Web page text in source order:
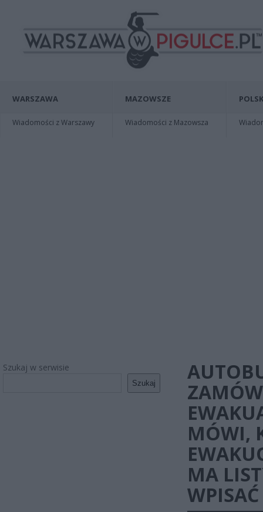
WARSZAWA
Wiadomości z Warszawy
MAZOWSZE
Wiadomości z Mazowsza
Szukaj w serwisie
Szukaj
MÓWI,
MA